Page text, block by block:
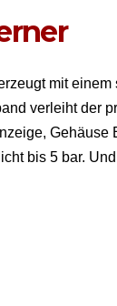
mit
ver­lei­ht der
bis 5 bar.